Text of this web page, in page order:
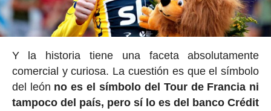
Y la historia tiene una faceta absolutamente
comercial y curiosa. La cuestión es que el símbolo
del león no es el símbolo del Tour de Francia ni
tampoco del país, pero sí lo es del banco Crédit